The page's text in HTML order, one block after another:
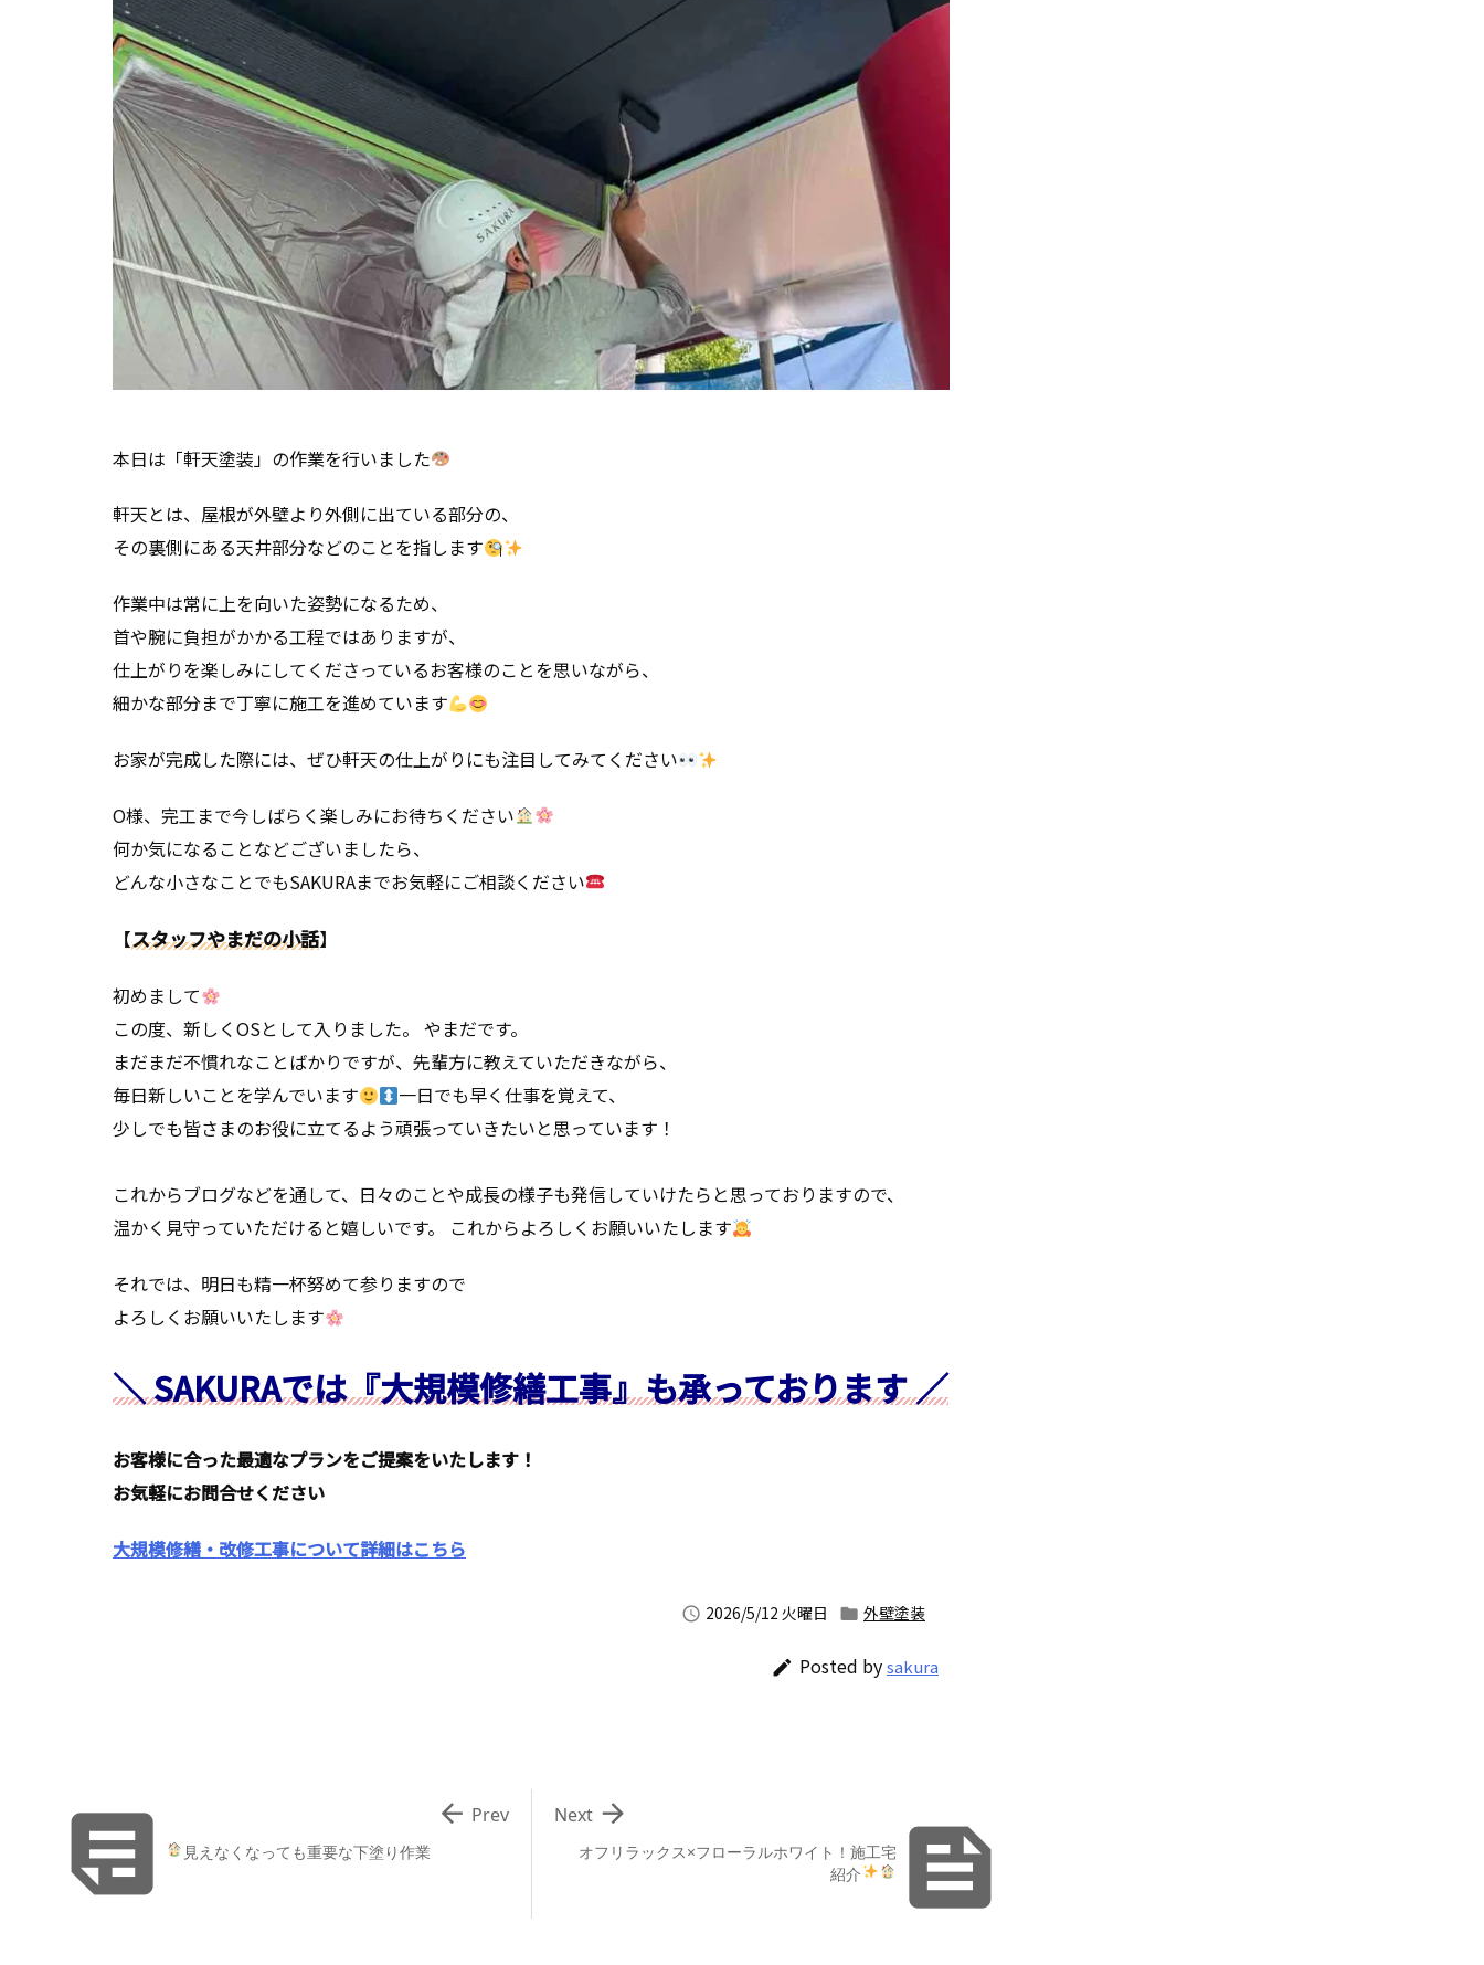
本日は「軒天塗装」の作業を行いました
軒天とは、屋根が外壁より外側に出ている部分の、
その裏側にある天井部分などのことを指します
作業中は常に上を向いた姿勢になるため、
首や腕に負担がかかる工程ではありますが、
仕上がりを楽しみにしてくださっているお客様のことを思いながら、
細かな部分まで丁寧に施工を進めています
お家が完成した際には、ぜひ軒天の仕上がりにも注目してみてください
O様、完工まで今しばらく楽しみにお待ちください
何か気になることなどございましたら、
どんな小さなことでもSAKURAまでお気軽にご相談ください
【スタッフやまだの小話】
初めまして
この度、新しくOSとして入りました。 やまだです。
まだまだ不慣れなことばかりですが、先輩方に教えていただきながら、
毎日新しいことを学んでいます
一日でも早く仕事を覚えて、
少しでも皆さまのお役に立てるよう頑張っていきたいと思っています！
これからブログなどを通して、日々のことや成長の様子も発信していけたらと思っておりますので、
温かく見守っていただけると嬉しいです。 これからよろしくお願いいたします
それでは、明日も精一杯努めて参りますので
よろしくお願いいたします
＼ SAKURAでは『大規模修繕工事』も承っております ／
お客様に合った最適なプランをご提案をいたします！
お気軽にお問合せください
大規模修繕・改修工事について詳細はこちら
 2026/5/12 火曜日  外壁塗装
 Posted bysakura

オフリラックス×フローラルホワイト！施工宅
紹介

Next
 見えなくなっても重要な下塗り作業
 Prev